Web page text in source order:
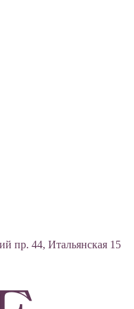
пр. 44, Итальянская 15